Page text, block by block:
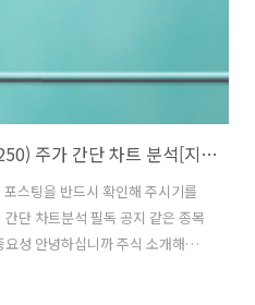
주소남의 녹십자홀딩스(005250) 주가 간단 차트 분석[지주사]
스팅을 반드시 확인해 주시기를
단 차트분석 필독 공지 같은 종목
성 안녕하십니까 주식 소개해주
해드릴 기업은 이번 녹십자 관련